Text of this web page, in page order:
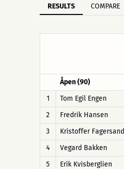
RESULTS COMPARE
Åpen (90)
1
Tom Egil Engen
2
Fredrik Hansen
3
Kristoffer Fagersand
4
Vegard Bakken
5
Erik Kvisberglien